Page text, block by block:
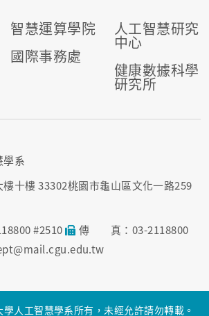
智慧運算學院
國際事務處
人工智慧研究
中心
健康數據科學
研究所
系
十樓 33302桃園市龜山區文化一路259
#2510
傳 真：03-2118800
人工智慧學系所有，未經允許請勿轉載。